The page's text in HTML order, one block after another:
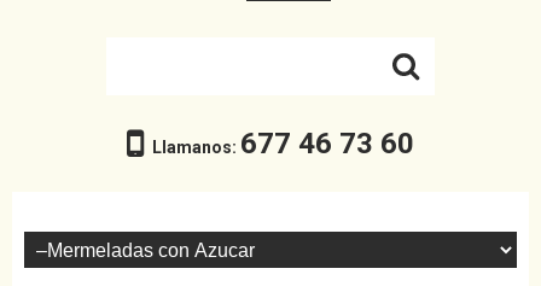
Llamanos: 677 46 73 60